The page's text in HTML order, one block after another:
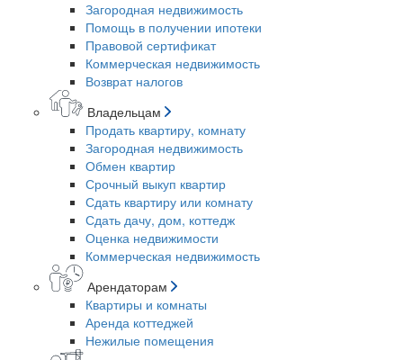
Загородная недвижимость
Помощь в получении ипотеки
Правовой сертификат
Коммерческая недвижимость
Возврат налогов
Владельцам
Продать квартиру, комнату
Загородная недвижимость
Обмен квартир
Срочный выкуп квартир
Сдать квартиру или комнату
Сдать дачу, дом, коттедж
Оценка недвижимости
Коммерческая недвижимость
Арендаторам
Квартиры и комнаты
Аренда коттеджей
Нежилые помещения